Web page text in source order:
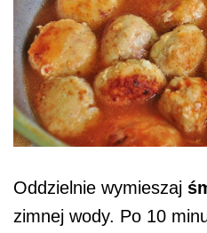
Oddzielnie wymieszaj
zimnej wody. Po 10